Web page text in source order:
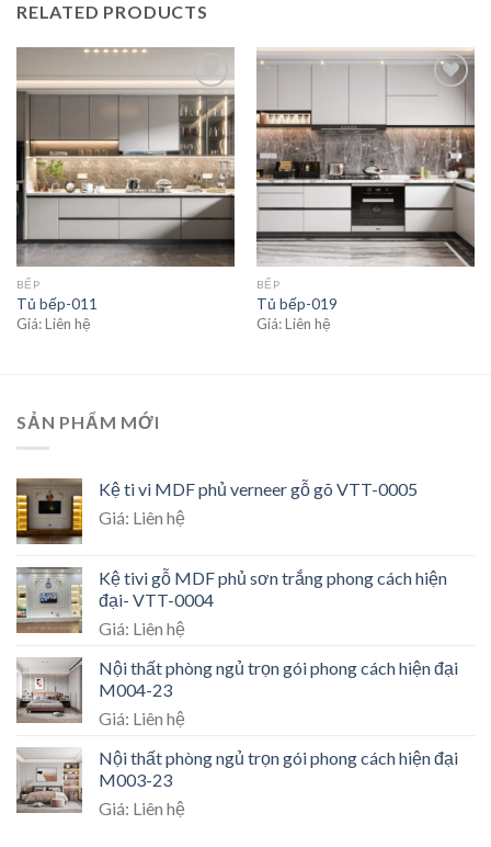
RELATED PRODUCTS
Add to
wishlist
BẾP
Tủ bếp-011
Giá: Liên hệ
BẾP
Tủ bếp-019
Giá: Liên hệ
SẢN PHẨM MỚI
Kệ ti vi MDF phủ verneer gỗ gõ VTT-0005
Giá: Liên hệ
Kệ tivi gỗ MDF phủ sơn trắng phong cách hiện
đại- VTT-0004
Giá: Liên hệ
Nội thất phòng ngủ trọn gói phong cách hiện đại
M004-23
Giá: Liên hệ
Nội thất phòng ngủ trọn gói phong cách hiện đại
M003-23
Giá: Liên hệ